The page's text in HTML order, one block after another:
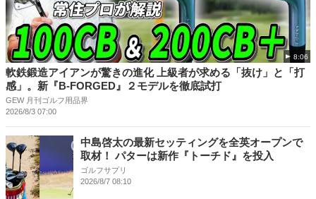
8:06
軟鉄鍛造アイアンが驚きの進化 上級者が求める「抜け」と「打
感」。新『B-FORGED』２モデルを徹底試打
GEW 月刊ゴルフ用品界
2026/8/3 07:00
中島啓太の最新セッティングを全英オープンで
取材！ パターは新作『トーチド』を投入
ゴルフサプリ
2026/8/7 08:10